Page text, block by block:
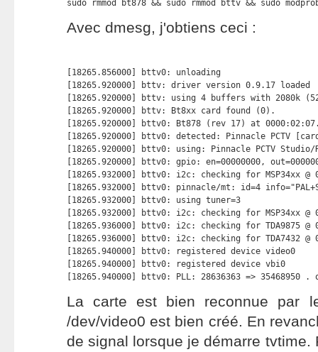
sudo rmmod bt878 && sudo rmmod bttv && sudo
Avec dmesg, j'obtiens ceci :
[18265.856000] bttv0: unloading
[18265.920000] bttv: driver version 0.9.17 loaded
[18265.920000] bttv: using 4 buffers with 2080k
[18265.920000] bttv: Bt8xx card found (0).
[18265.920000] bttv0: Bt878 (rev 17) at
[18265.920000] bttv0: detected: Pinnacle PCTV
[18265.920000] bttv0: using: Pinnacle PCTV
[18265.920000] bttv0: gpio: en=00000000,
[18265.932000] bttv0: i2c: checking for MSP34xx
[18265.932000] bttv0: pinnacle/mt: id=4
[18265.932000] bttv0: using tuner=3
[18265.932000] bttv0: i2c: checking for MSP34xx
[18265.936000] bttv0: i2c: checking for TDA9875
[18265.936000] bttv0: i2c: checking for TDA7432
[18265.940000] bttv0: registered device video0
[18265.940000] bttv0: registered device vbi0
[18265.940000] bttv0: PLL: 28636363 => 35468950 .
La carte est bien reconnue par
/dev/video0 est bien créé. En
de signal lorsque je démarre tvtime.